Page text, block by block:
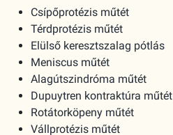
Csípőprotézis műtét
Térdprotézis műtét
Elülső keresztszalag pótlás
Meniscus műtét
Alagútszindróma műtét
Dupuytren kontraktúra műtét
Rotátorköpeny műtét
Vállprotézis műtét